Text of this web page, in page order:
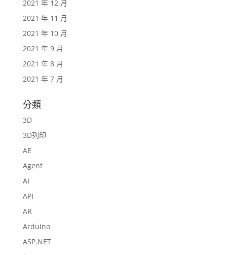
2021 年 12 月
2021 年 11 月
2021 年 10 月
2021 年 9 月
2021 年 8 月
2021 年 7 月
分類
3D
3D列印
AE
Agent
AI
API
AR
Arduino
ASP.NET